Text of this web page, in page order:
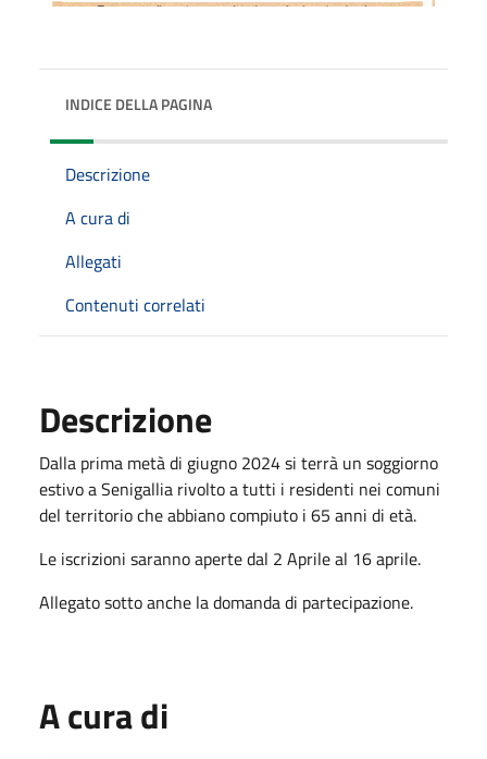
INDICE DELLA PAGINA
Descrizione
A cura di
Allegati
Contenuti correlati
Descrizione
Dalla prima metà di giugno 2024 si terrà un soggiorno
estivo a Senigallia rivolto a tutti i residenti nei comuni
del territorio che abbiano compiuto i 65 anni di età.
Le iscrizioni saranno aperte dal 2 Aprile al 16 aprile.
Allegato sotto anche la domanda di partecipazione.
A cura di